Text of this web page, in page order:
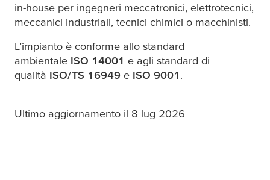
in-house per ingegneri meccatronici, elettrotecnici,
meccanici industriali, tecnici chimici o macchinisti.
L’impianto è conforme allo standard
ambientale ISO 14001 e agli standard di
qualità ISO/TS 16949 e ISO 9001.
Ultimo aggiornamento il 8 lug 2026